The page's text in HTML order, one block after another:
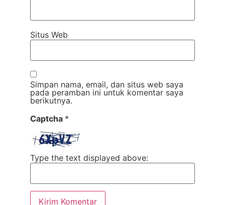
Situs Web
Simpan nama, email, dan situs web saya
pada peramban ini untuk komentar saya
berikutnya.
Captcha *
Type the text displayed above: